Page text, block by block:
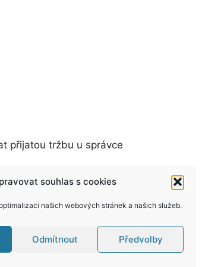
souhlas s cookies
našich webových stránek a našich služeb.
Odmítnout Předvolby
přijatou tržbu u správce